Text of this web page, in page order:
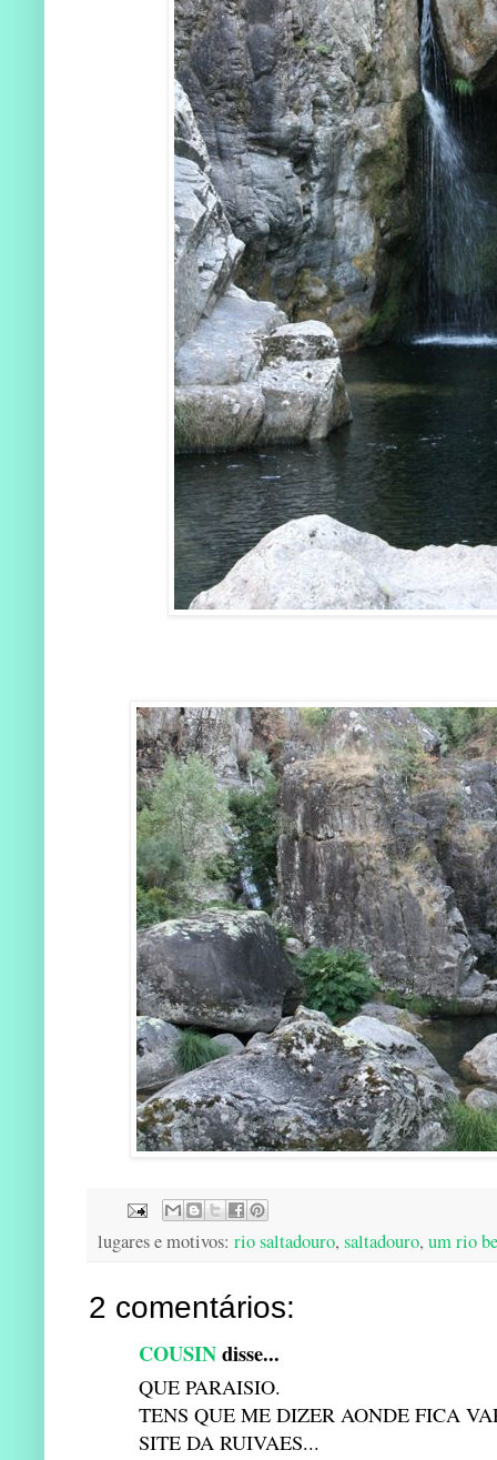
lugares e motivos: rio saltadouro, saltadouro, um rio
2 comentários:
COUSINdisse...
QUE PARAISIO.
TENS QUE ME DIZER AONDE FICA
SITE DA RUIVAES...